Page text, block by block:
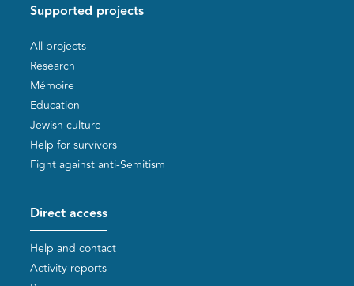
Supported projects
All projects
Research
Mémoire
Education
Jewish culture
Help for survivors
Fight against anti-Semitism
Direct access
Help and contact
Activity reports